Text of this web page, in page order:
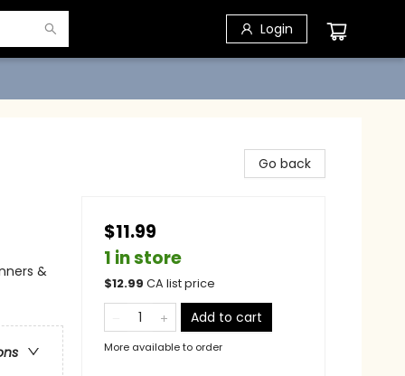
Login
&
Go back
$11.99
1 in store
$12.99 CA list price
Add to cart
More available to order